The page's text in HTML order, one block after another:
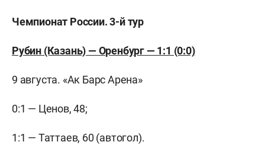
Чемпионат России. 3-й тур
Рубин (Казань) — Оренбург — 1:1 (0:0)
9 августа. «Ак Барс Арена»
0:1 — Ценов, 48;
1:1 — Таттаев, 60 (автогол).